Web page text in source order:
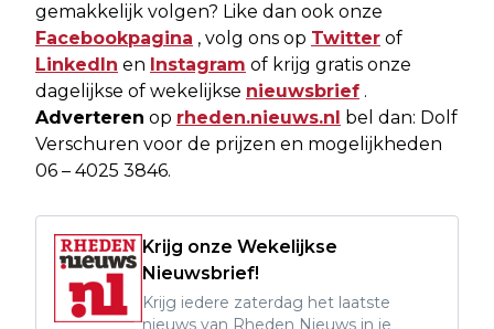
gemakkelijk volgen? Like dan ook onze
Facebookpagina , volg ons op Twitter of
LinkedIn en Instagram of krijg gratis onze
dagelijkse of wekelijkse nieuwsbrief .
Adverteren op rheden.nieuws.nl bel dan: Dolf
Verschuren voor de prijzen en mogelijkheden
06 – 4025 3846.
Krijg onze Wekelijkse
Nieuwsbrief!
Krijg iedere zaterdag het laatste
nieuws van Rheden Nieuws in je